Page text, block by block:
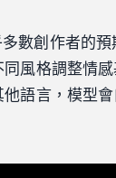
數創作者的
風格調整情
語言，模型